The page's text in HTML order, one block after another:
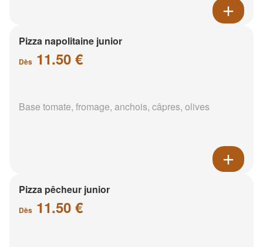
Pizza napolitaine junior
Dès 11.50 €
Base tomate, fromage, anchois, câpres, olives
Pizza pêcheur junior
Dès 11.50 €